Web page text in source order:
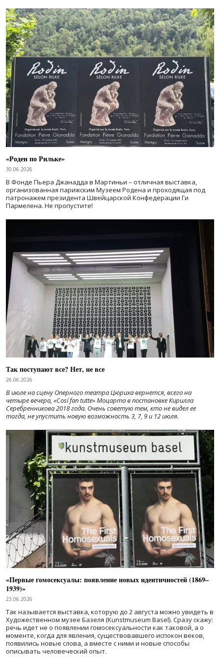
«Роден по Рильке»
30.06.2026
В Фонде Пьера Джанадда в Мартиньи – отличная выставка,
организованная парижским Музеем Родена и проходящая под
патронажем президента Швейцарской Конфедерации Ги
Пармелена. Не пропустите!
Так поступают все? Нет, не все
26.06.2026
В июле на сцену Оперного театра Цюриха вернется, всего на
четыре вечера, «Cosí fan tutte» Моцарта в постановке Кирилла
Серебренникова 2018 года. Очень советую тем, кто не видел ее
тогда, не упустить новую возможность 3, 7, 9 и 12 июля.
«Первые гомосексуалы: появление новых идентичностей (1869–
1939)»
23.06.2026
Так называется выставка, которую до 2 августа можно увидеть в
Художественном музее Базеля (Kunstmuseum Basel). Сразу скажу:
речь идет не о появлении гомосексуальности как таковой, а о
моменте, когда для явления, существовавшего испокон веков,
появились новые слова, а вместе с ними и новые способы
описывать человеческий опыт.